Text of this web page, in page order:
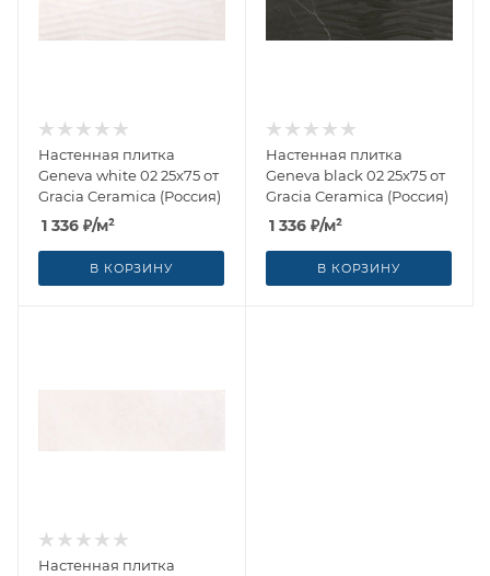
Настенная плитка
Geneva white 02 25x75 от
Gracia Ceramica (Россия)
1 336 ₽/м²
В КОРЗИНУ
Настенная плитка
Geneva black 02 25x75 от
Gracia Ceramica (Россия)
1 336 ₽/м²
В КОРЗИНУ
Настенная плитка